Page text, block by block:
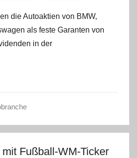
die Autoaktien von BMW,
als feste Garanten von
in der
Fußball-WM-Ticker